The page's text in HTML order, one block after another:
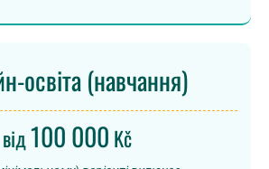
освіта (навчання)
від100 000 Kč